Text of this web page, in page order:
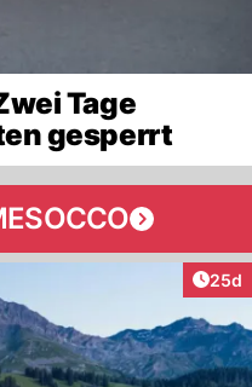
Tage
gesperrt
25d